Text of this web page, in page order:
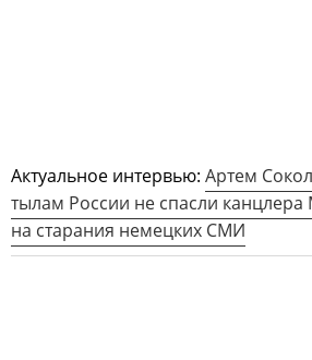
Актуальное интервью: Артем
тылам России не спасли
на старания немецких СМИ